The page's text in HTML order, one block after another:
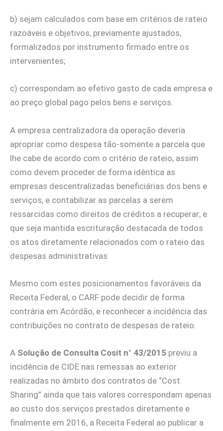
b) sejam calculados com base em critérios de rateio
razoáveis e objetivos, previamente ajustados,
formalizados por instrumento firmado entre os
intervenientes;
c) correspondam ao efetivo gasto de cada empresa e
ao preço global pago pelos bens e serviços.
A empresa centralizadora da operação deveria
apropriar como despesa tão-somente a parcela que
lhe cabe de acordo com o critério de rateio, assim
como devem proceder de forma idêntica as
empresas descentralizadas beneficiárias dos bens e
serviços, e contabilizar as parcelas a serem
ressarcidas como direitos de créditos a recuperar; e
que seja mantida escrituração destacada de todos
os atos diretamente relacionados com o rateio das
despesas administrativas.
Mesmo com estes posicionamentos favoráveis da
Receita Federal, o CARF pode decidir de forma
contrária em Acórdão, e reconhecer a incidência das
contribuições no contrato de despesas de rateio.
A Solução de Consulta Cosit n° 43/2015 previu a
incidência de CIDE nas remessas ao exterior
realizadas no âmbito dos contratos de “Cost
Sharing” ainda que tais valores correspondam apenas
ao custo dos serviços prestados diretamente e
finalmente em 2016, a Receita Federal ao publicar a